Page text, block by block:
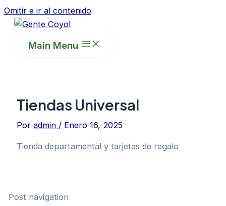
Omitir e ir al contenido
Main Menu
Tiendas Universal
Poradmin / Enero 16, 2025
Tienda departamental y tarjetas de regalo
Post navigation